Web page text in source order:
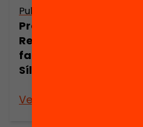
Publicació
Presentació:
Reunions
famílies per
Sílvia Blanch
Veure’n més